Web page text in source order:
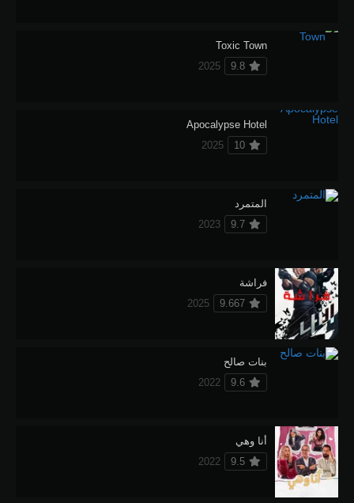
Toxic Town
9.8
2025
Apocalypse Hotel
10
2025
المتمرد
9.7
2023
فراشة
9.667
2025
بنات صالح
9.6
2022
أنا وهي
9.5
2022